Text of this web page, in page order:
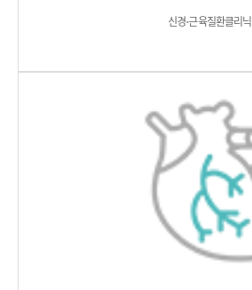
신경⋅근육질환클리닉